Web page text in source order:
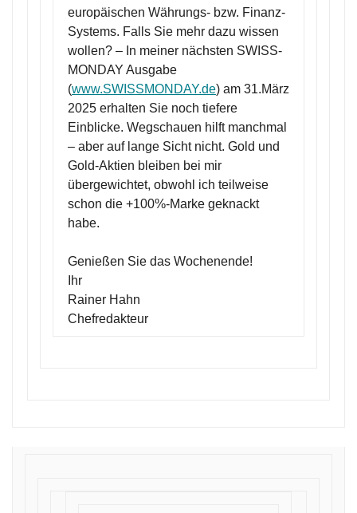
europäischen Währungs- bzw. Finanz-
Systems. Falls Sie mehr dazu wissen
wollen? – In meiner nächsten SWISS-
MONDAY Ausgabe
(www.SWISSMONDAY.de) am 31.März
2025 erhalten Sie noch tiefere
Einblicke. Wegschauen hilft manchmal
– aber auf lange Sicht nicht. Gold und
Gold-Aktien bleiben bei mir
übergewichtet, obwohl ich teilweise
schon die +100%-Marke geknackt
habe.
Genießen Sie das Wochenende!
Ihr
Rainer Hahn
Chefredakteur